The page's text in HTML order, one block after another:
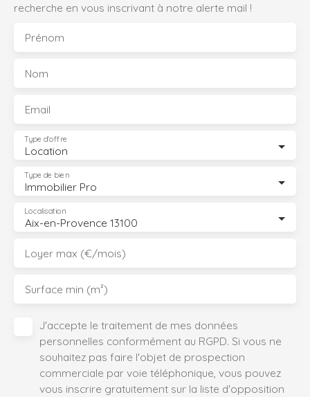
recherche en vous inscrivant à notre alerte mail !
Prénom
Nom
Email
Location
Type d'offre
Immobilier Pro
Type de bien
Aix-en-Provence 13100
Localisation
Loyer max (€/mois)
Surface min (m²)
J'accepte le traitement de mes données
personnelles conformément au RGPD. Si vous ne
souhaitez pas faire l'objet de prospection
commerciale par voie téléphonique, vous pouvez
vous inscrire gratuitement sur la liste d'opposition